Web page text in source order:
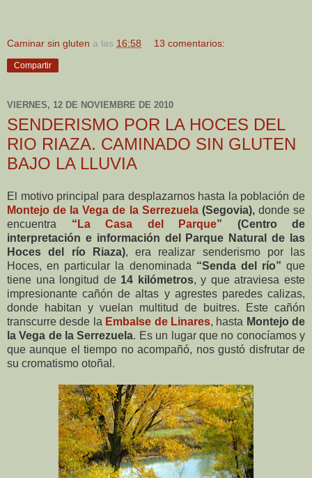
Caminar sin gluten a las 16:58 13 comentarios:
Compartir
VIERNES, 12 DE NOVIEMBRE DE 2010
SENDERISMO POR LA HOCES DEL
RIO RIAZA. CAMINADO SIN GLUTEN
BAJO LA LLUVIA
El motivo principal para desplazarnos hasta la población de
Montejo de la Vega de la Serrezuela(Segovia),donde se
encuentra “ La Casa del Parque” (Centro de
interpretación e información del Parque Natural de las
Hoces del río Riaza), era realizar senderismo por las
Hoces, en particular la denominada “Senda del río” que
tiene una longitud de14 kilómetros, y que atraviesa este
impresionante cañón de altas y agrestes paredes calizas,
donde habitan y vuelan multitud de buitres. Este cañón
transcurre desde la Embalse de Linares, hasta Montejo de
la Vega de la Serrezuela. Es un lugar que no conocíamos y
que aunque el tiempo no acompañó, nos gustó disfrutar de
su cromatismo otoñal.